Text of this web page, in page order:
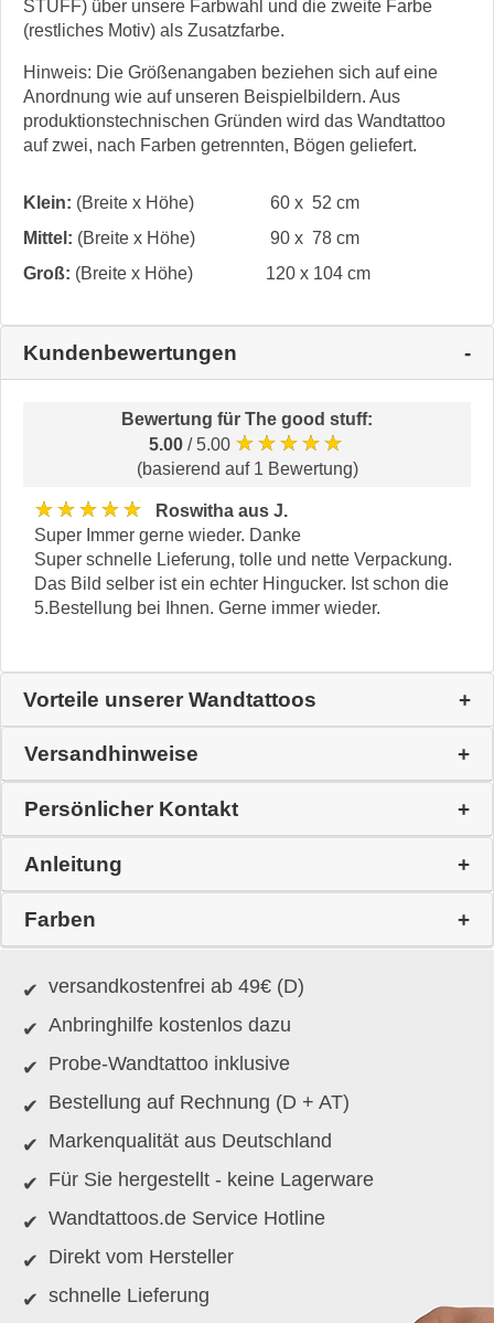
STUFF) über unsere Farbwahl und die zweite Farbe
(restliches Motiv) als Zusatzfarbe.
Hinweis: Die Größenangaben beziehen sich auf eine
Anordnung wie auf unseren Beispielbildern. Aus
produktionstechnischen Gründen wird das Wandtattoo
auf zwei, nach Farben getrennten, Bögen geliefert.
Klein: (Breite x Höhe)
60 x 52 cm
Mittel: (Breite x Höhe)
90 x 78 cm
Groß: (Breite x Höhe) 120 x 104 cm
Kundenbewertungen
Bewertung für The good stuff:
5.00 / 5.00 ★★★★★
(basierend auf 1 Bewertung)
★★★★★
Roswitha aus J.
Super Immer gerne wieder. Danke
Super schnelle Lieferung, tolle und nette Verpackung.
Das Bild selber ist ein echter Hingucker. Ist schon die
5.Bestellung bei Ihnen. Gerne immer wieder.
Vorteile unserer Wandtattoos
Versandhinweise
Persönlicher Kontakt
Anleitung
Farben
versandkostenfrei ab 49€ (D)
Anbringhilfe kostenlos dazu
Probe-Wandtattoo inklusive
Bestellung auf Rechnung (D + AT)
Markenqualität aus Deutschland
Für Sie hergestellt - keine Lagerware
Wandtattoos.de Service Hotline
Direkt vom Hersteller
schnelle Lieferung